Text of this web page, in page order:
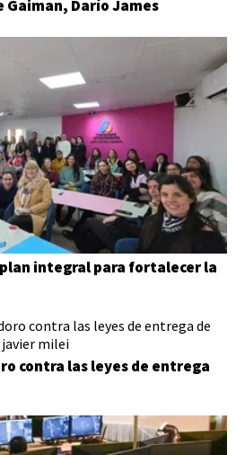
Darío James
integral para fortalecer la
contra las leyes de entrega